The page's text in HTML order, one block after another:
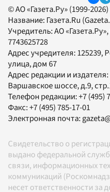
© АО «Газета.Ру» (1999-
Название: Газета.Ru
Учредитель:АО «Газета.Ру»
7743625728
Адрес учредителя: 125239,
улица, дом 67
Адрес редакции и издателя:
Варшавское шоссе, д.9,
Телефон редакции:+7 (495)
Факс:+7 (495) 785-17-01
Электронная почта:
Свидетельство о
выдано федеральной
связи, информационных
коммуникаций
несет ответственности за